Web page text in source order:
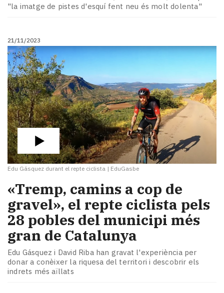
"la imatge de pistes d'esquí fent neu és molt dolenta"
21/11/2023
Edu Gásquez durant el repte ciclista | EduGasbe
«Tremp, camins a cop de
gravel», el repte ciclista pels
28 pobles del municipi més
gran de Catalunya
Edu Gásquez i David Riba han gravat l'experiència per
donar a conèixer la riquesa del territori i descobrir els
indrets més aïllats